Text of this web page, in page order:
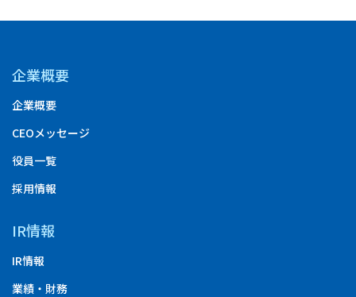
企業概要
企業概要
CEOメッセージ
役員一覧
採用情報
IR情報
IR情報
業績・財務